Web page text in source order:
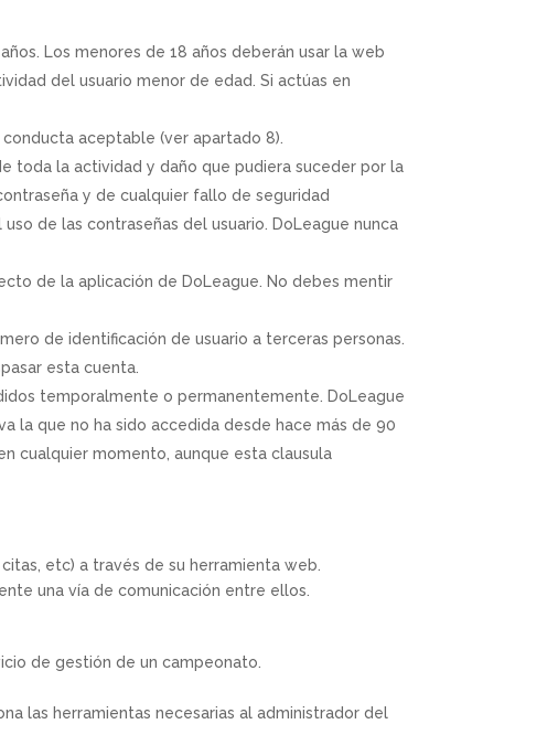
Los menores de 18 años deberán usar la web
del usuario menor de edad. Si actúas en
aceptable (ver apartado 8).
toda la actividad y daño que pudiera suceder por la
y de cualquier fallo de seguridad
de las contraseñas del usuario. DoLeague nunca
de la aplicación de DoLeague. No debes mentir
de identificación de usuario a terceras personas.
esta cuenta.
temporalmente o permanentemente. DoLeague
la que no ha sido accedida desde hace más de 90
cualquier momento, aunque esta clausula
etc) a través de su herramienta web.
una vía de comunicación entre ellos.
de gestión de un campeonato.
las herramientas necesarias al administrador del